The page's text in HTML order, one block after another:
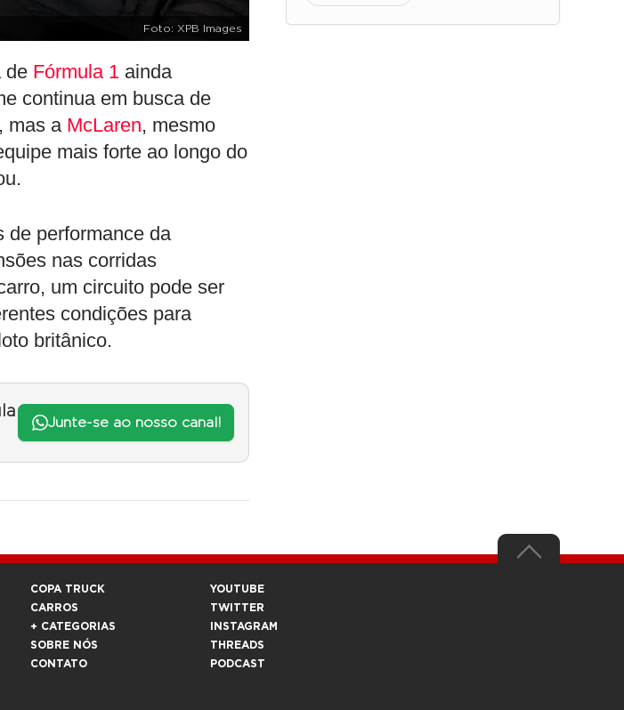
Foto: XPB Images
de Fórmula 1 ainda
continua em busca de
mas a McLaren, mesmo
mais forte ao longo do
de performance da
nas corridas
um circuito pode ser
condições para
britânico.
Junte-se ao nosso canal!
COPA TRUCK
CARROS
+ CATEGORIAS
SOBRE NÓS
CONTATO
YOUTUBE
TWITTER
INSTAGRAM
THREADS
PODCAST